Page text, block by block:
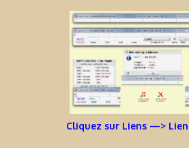
Cliquez sur Liens —>